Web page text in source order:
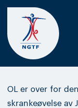
Skip
content
OL er over for
skrankeøvelse av